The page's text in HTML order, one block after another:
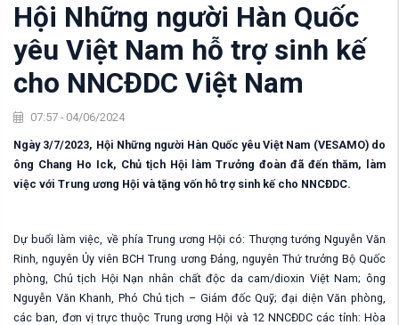
Hội Những người Hàn Quốc
yêu Việt Nam hỗ trợ sinh kế
cho NNCĐDC Việt Nam
07:57 - 04/06/2024
Ngày 3/7/2023, Hội Những người Hàn Quốc yêu Việt Nam (VESAMO) do
ông Chang Ho Ick, Chủ tịch Hội làm Trưởng đoàn đã đến thăm, làm
việc với Trung ương Hội và tặng vốn hỗ trợ sinh kế cho NNCĐDC.
Dự buổi làm việc, về phía Trung ương Hội có: Thượng tướng Nguyễn Văn
Rinh, nguyên Ủy viên BCH Trung ương Đảng, nguyên Thứ trưởng Bộ Quốc
phòng, Chủ tịch Hội Nạn nhân chất độc da cam/dioxin Việt Nam; ông
Nguyễn Văn Khanh, Phó Chủ tịch – Giám đốc Quỹ; đại diện Văn phòng,
các ban, đơn vị trực thuộc Trung ương Hội và 12 NNCĐDC các tỉnh: Hòa